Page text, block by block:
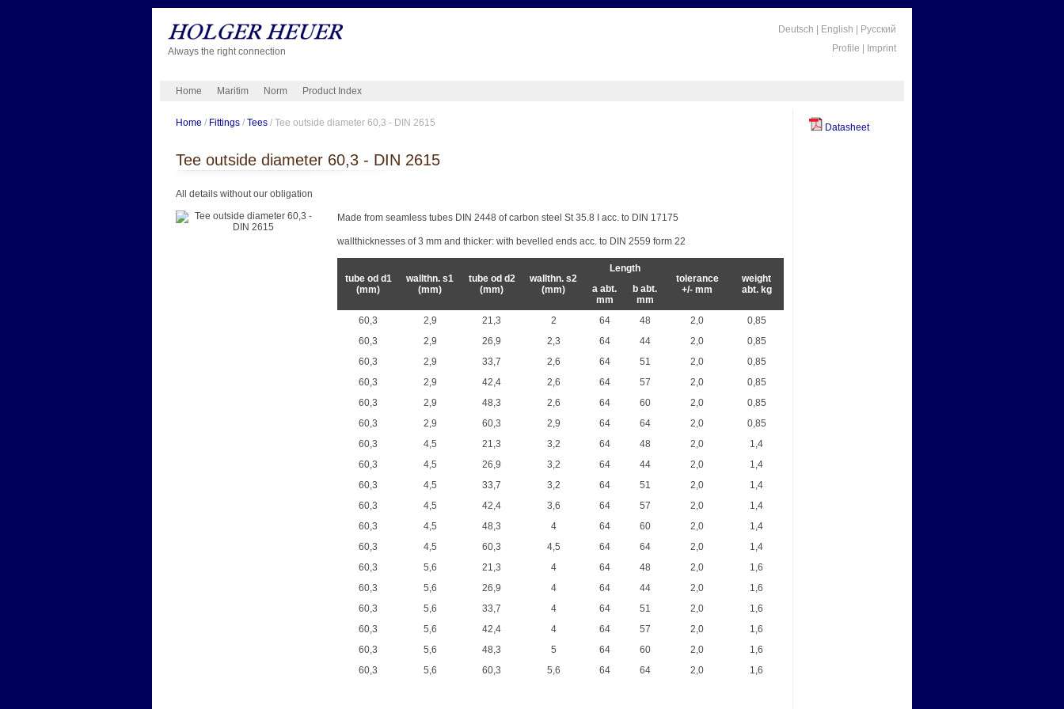
Always the right connection
Deutsch English
Русский
Profile
Imprint
Home Maritim Norm Product Index
Home / Fittings/ Tees/ Tee outside diameter 60,3 - DIN 2615
Tee outside diameter 60,3 - DIN 2615
All details without our obligation
Made from seamless tubes DIN 2448 of carbon steel St 35.8 I acc. to DIN 17175
wallthicknesses of 3 mm and thicker: with bevelled ends acc. to DIN 2559 form 22
tube od d1
(mm)
wallthn. s1
(mm)
tube od d2
(mm)
wallthn. s2
(mm)
Length
tolerance
+/- mm
weight
abt. kg
a abt.
mm
b abt.
mm
60,3
2,9 21,3 2 64 48 2,0
0,85
60,3
2,9 26,9 2,3 64 44 2,0
0,85
60,3
2,9 33,7 2,6 64 51 2,0
0,85
60,3
2,9 42,4 2,6 64 57 2,0
0,85
60,3
2,9 48,3 2,6 64 60 2,0
0,85
60,3
2,9 60,3 2,9 64 64 2,0
0,85
60,3
4,5 21,3 3,2 64 48 2,0
1,4
60,3
4,5 26,9 3,2 64 44 2,0
1,4
60,3
4,5 33,7 3,2 64 51 2,0
1,4
60,3
4,5 42,4 3,6 64 57 2,0
1,4
60,3
4,5 48,3 4 64 60 2,0
1,4
60,3
4,5 60,3 4,5 64 64 2,0
1,4
60,3
5,6 21,3 4 64 48 2,0
1,6
60,3
5,6 26,9 4 64 44 2,0
1,6
60,3
5,6 33,7 4 64 51 2,0
1,6
60,3
5,6 42,4 4 64 57 2,0
1,6
60,3
5,6 48,3 5 64 60 2,0
1,6
60,3
5,6 60,3 5,6 64 64 2,0 1,6
Datasheet